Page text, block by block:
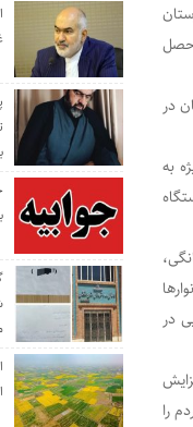
در
به
در
را